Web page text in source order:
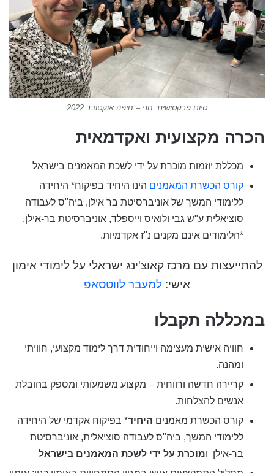
סיום פרקטישינר חני – חיפה אוקטובר 2022
הכרה מקצועית ואקדמאית
מכללת יוזמות מוכרת על ידי לשכת המאמנים בישראל
קורס הכשרת המאמנים הינו היחיד בפיקוח* היחידה
ללימודי המשך של אוניברסיטת בר אילן, ביה"ס לעבודה
סוציאלית ע"ש גבי ולואיס וייספלד, אוניברסיטת בר-אילן.
*הלימודים אינם מקנים נ"ז אקדמיות.
להתייעצות עם מרכז קאוצ'ינג ישראלי על לימודי אימון
אישי: למעבר לווטסאפ
במכללה תקבלו
חוויה אישית מעצימה וייחודית דרך לימוד מקצועי, חוויתי
ומהנה.
קריירה חדשה ורווחית – מקצוע משמעותי ומספק בהובלת
אנשים להצלחות.
קורס הכשרת מאמנים היחיד* בפיקוח אקדמי של היחידה
ללימודי המשך, ביה"ס לעבודה סוציאלית, אוניברסיטת
בר-אילן ומוכרת על ידי לשכת המאמנים בישראל